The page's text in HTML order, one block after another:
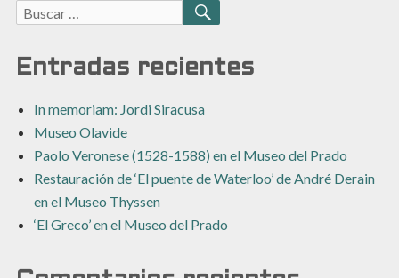
Buscar:
BUSCAR
Entradas recientes
In memoriam: Jordi Siracusa
Museo Olavide
Paolo Veronese (1528-1588) en el Museo del Prado
Restauración de ‘El puente de Waterloo’ de André Derain
en el Museo Thyssen
‘El Greco’ en el Museo del Prado